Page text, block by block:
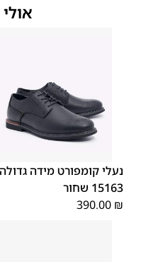
נעלי קומפורט מידה גדולה
15163 שחור
390.00 ₪